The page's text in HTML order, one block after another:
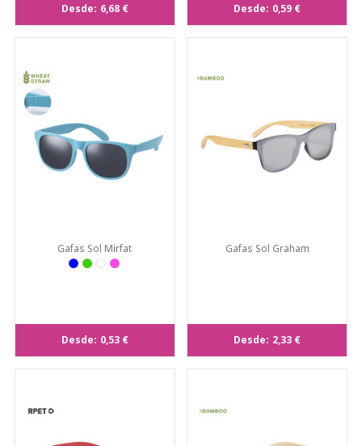
Desde: 6,68 € Desde: 0,59 €
Gafas Sol Mirfat
Desde: 0,53 €
Gafas Sol Graham
Desde: 2,33 €